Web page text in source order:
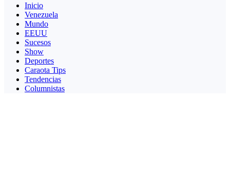
Inicio
Venezuela
Mundo
EEUU
Sucesos
Show
Deportes
Caraota Tips
Tendencias
Columnistas